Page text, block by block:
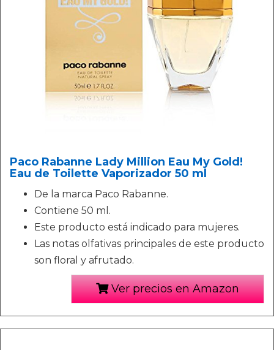
Paco Rabanne Lady Million Eau My Gold!
Eau de Toilette Vaporizador 50 ml
De la marca Paco Rabanne.
Contiene 50 ml.
Este producto está indicado para mujeres.
Las notas olfativas principales de este producto
son floral y afrutado.
Ver precios en Amazon